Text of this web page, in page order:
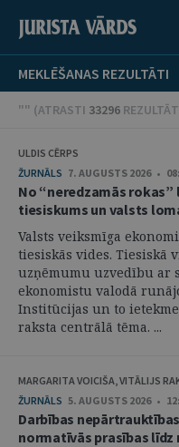
MEKLĒŠANAS REZULTĀTI
"" (ATRASTI 33296
ULDIS CĒRPS
ŽURNĀLS 7. AUGUSTS 2026 •
No “neredzamās
tiesiskums un valsts
Valsts veiksmīga
tiesiskās vides. Tiesiskā
uzņēmumu uzvedību ar
ekonomistu valodā
Institūcijas un to
raksta centrālā tēma. ...
MARGARITA VOICIŠA, VITĀLIJS
ŽURNĀLS 5. AUGUSTS 2026 •
Darbības
normatīvās prasības